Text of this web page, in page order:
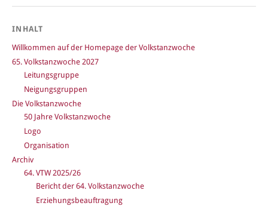
INHALT
Willkommen auf der Homepage der Volkstanzwoche
65. Volkstanzwoche 2027
Leitungsgruppe
Neigungsgruppen
Die Volkstanzwoche
50 Jahre Volkstanzwoche
Logo
Organisation
Archiv
64. VTW 2025/26
Bericht der 64. Volkstanzwoche
Erziehungsbeauftragung